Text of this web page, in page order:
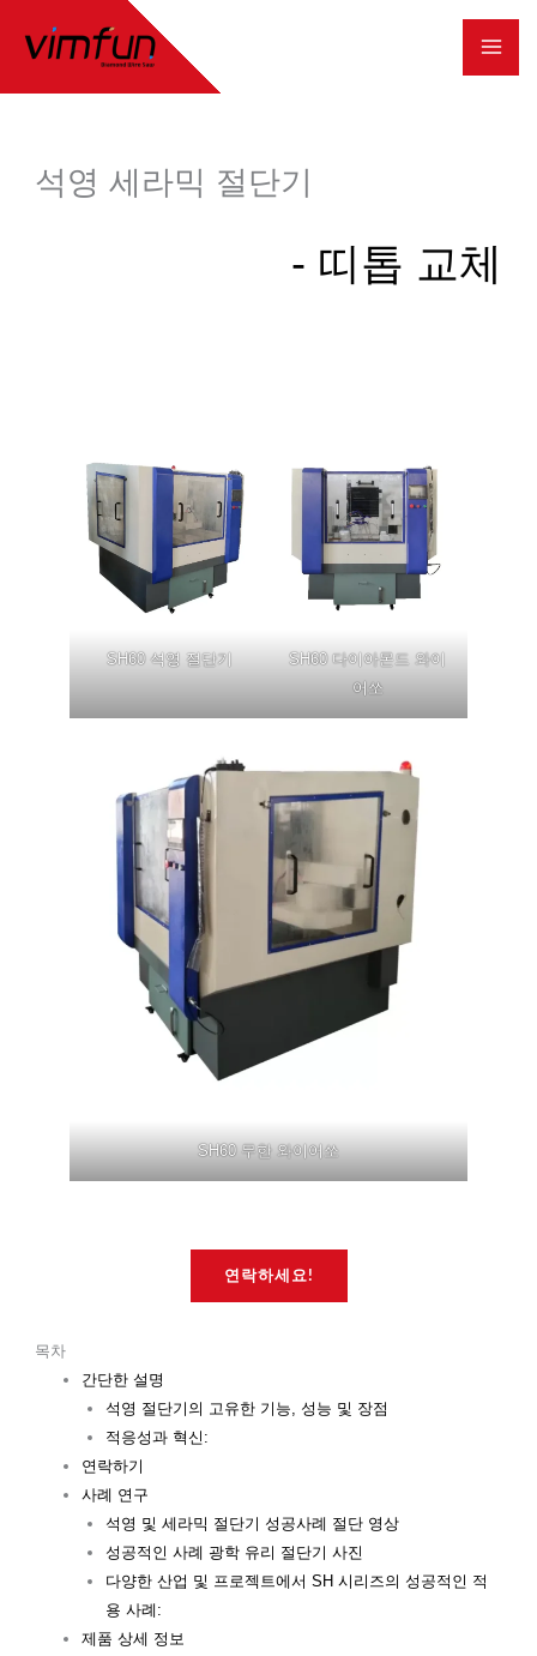
석영 세라믹 절단기
- 띠톱 교체
SH60 석영 절단기
SH60 다이아몬드 와이
어쏘
SH60 무한 와이어쏘
연락하세요!
목차
간단한 설명
석영 절단기의 고유한 기능, 성능 및 장점
적응성과 혁신:
연락하기
사례 연구
석영 및 세라믹 절단기 성공사례 절단 영상
성공적인 사례 광학 유리 절단기 사진
다양한 산업 및 프로젝트에서 SH 시리즈의 성공적인 적
용 사례:
제품 상세 정보